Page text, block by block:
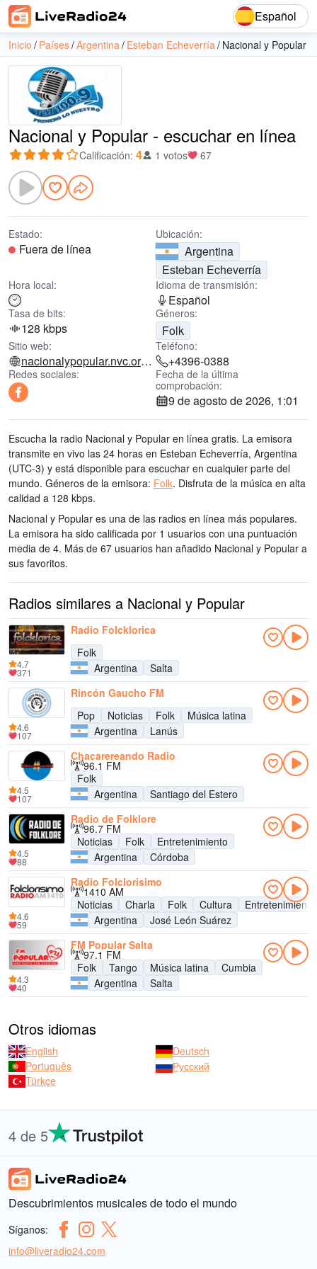
Español
Inicio Países Argentina Esteban Echeverría Nacional y Popular
Nacional y Popular - escuchar en línea
Calificación: 4 1 votos 67
Estado:
Fuera de línea
Ubicación:
Argentina
Esteban Echeverría
Hora local: Idioma de transmisión:
Español
Tasa de bits:
128 kbps
Géneros:
Folk
Sitio web:
nacionalypopular.nvc.org.ar
Teléfono:
+4396-0388
Redes sociales:
Fecha de la última
comprobación:
9 de agosto de 2026, 1:01
Escucha la radio Nacional y Popular en línea gratis. La emisora
transmite en vivo las 24 horas en Esteban Echeverría, Argentina
(UTC-3) y está disponible para escuchar en cualquier parte del
mundo. Géneros de la emisora: Folk. Disfruta de la música en alta
calidad a 128 kbps.
Nacional y Popular es una de las radios en línea más populares.
La emisora ha sido calificada por 1 usuarios con una puntuación
media de 4. Más de 67 usuarios han añadido Nacional y Popular a
sus favoritos.
Radios similares a Nacional y Popular
Radio Folcklorica
Folk
Argentina
Salta
4.7
371
Rincón Gaucho FM
Pop
Noticias Folk
Música latina
Argentina
Lanús
4.6
107
Chacarereando Radio
96.1 FM
Folk
Argentina
Santiago del Estero
4.5
107
Radio de Folklore
96.7 FM
Noticias
Folk
Entretenimiento
Argentina
Córdoba
4.5
88
Radio Folclorisimo
1410 AM
Noticias
Charla Folk Cultura
Entretenimiento
Argentina
José León Suárez
4.6
59
FM Popular Salta
97.1 FM
Folk
Tango Música latina
Cumbia
Argentina
Salta
4.3
40
Otros idiomas
English
Deutsch
Português
Русский
Türkçe
4 de 5
Descubrimientos musicales de todo el mundo
Síganos:
info@liveradio24.com